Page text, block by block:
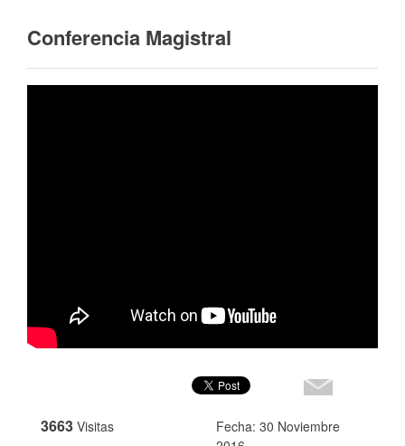
Conferencia Magistral
3663 Visitas
Fecha: 30 Noviembre